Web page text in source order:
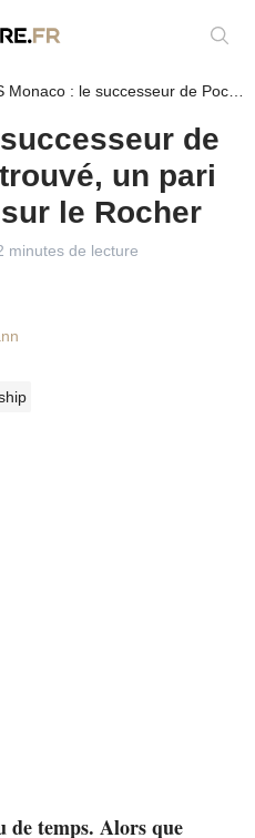
: le successeur de Pocognoli déjà trouvé, un pari brésilien arrive sur le Rocher
de
un pari
le Rocher
minutes de lecture
de temps. Alors que